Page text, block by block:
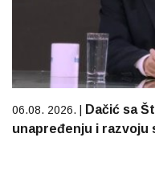
06.08. 2026. |
Dačić sa
unapređenju i razvoju